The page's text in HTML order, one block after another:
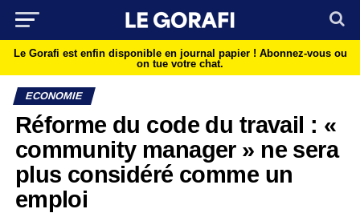
Le Gorafi est enfin disponible en journal papier ! Abonnez-vous ou
on tue votre chat.
ECONOMIE
Réforme du code du travail : «
community manager » ne sera
plus considéré comme un
emploi